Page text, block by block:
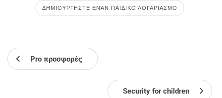
ΔΗΜΙΟΥΡΓΉΣΤΕ ΈΝΑΝ ΠΑΙΔΙΚΌ ΛΟΓΑΡΙΑΣΜΌ
Pro προσφορές
Security for children